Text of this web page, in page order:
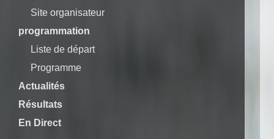
Site organisateur
programmation
Liste de départ
Programme
Actualités
Résultats
En Direct